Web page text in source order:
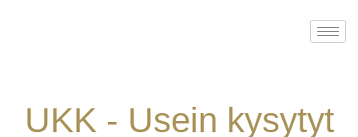
UKK - Usein kysytyt